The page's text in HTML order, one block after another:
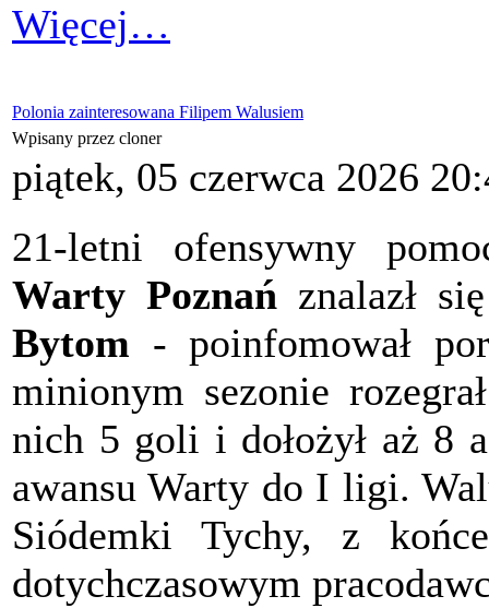
Więcej…
Polonia zainteresowana Filipem Walusiem
Wpisany przez cloner
piątek, 05 czerwca 2026
21-letni ofensywny
Warty Poznań znalazł
Bytom - poinfomował
minionym sezonie
nich 5 goli i dołożył aż 8
awansu Warty do I ligi.
Siódemki Tychy, z
dotychczasowym